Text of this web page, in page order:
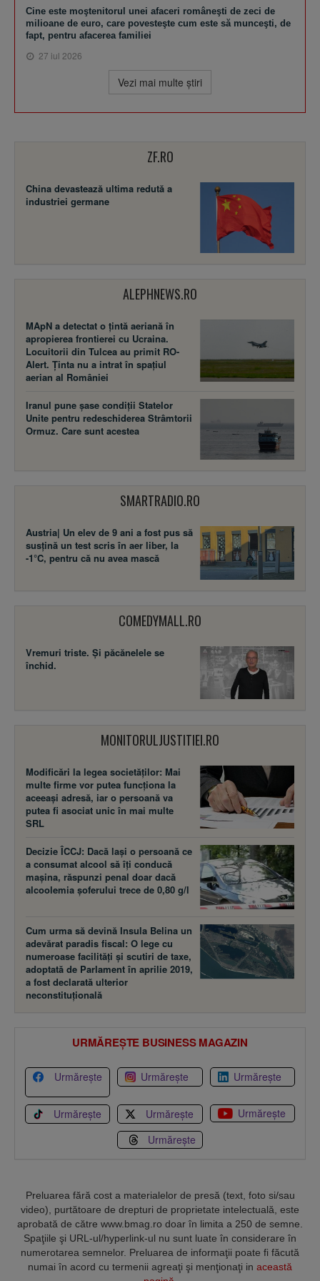
Cine este moştenitorul unei afaceri româneşti de zeci de
milioane de euro, care povesteşte cum este să munceşti, de
fapt, pentru afacerea familiei
27 iul 2026
Vezi mai multe ştiri
ZF.RO
China devastează ultima redută a
industriei germane
ALEPHNEWS.RO
MApN a detectat o țintă aeriană în
apropierea frontierei cu Ucraina.
Locuitorii din Tulcea au primit RO-
Alert. Ținta nu a intrat în spațiul
aerian al României
Iranul pune șase condiții Statelor
Unite pentru redeschiderea Strâmtorii
Ormuz. Care sunt acestea
SMARTRADIO.RO
Austria| Un elev de 9 ani a fost pus să
susţină un test scris în aer liber, la
-1°C, pentru că nu avea mască
COMEDYMALL.RO
Vremuri triste. Şi păcănelele se
închid.
MONITORULJUSTITIEI.RO
Modificări la legea societăţilor: Mai
multe firme vor putea funcţiona la
aceeaşi adresă, iar o persoană va
putea fi asociat unic în mai multe
SRL
Decizie ÎCCJ: Dacă laşi o persoană ce
a consumat alcool să îţi conducă
maşina, răspunzi penal doar dacă
alcoolemia şoferului trece de 0,80 g/l
Cum urma să devină Insula Belina un
adevărat paradis fiscal: O lege cu
numeroase facilităţi şi scutiri de taxe,
adoptată de Parlament în aprilie 2019,
a fost declarată ulterior
neconstituţională
URMĂREȘTE BUSINESS MAGAZIN
Urmărește Urmărește Urmărește
Urmărește Urmărește
Urmărește
Urmărește
Preluarea fără cost a materialelor de presă (text, foto si/sau
video), purtătoare de drepturi de proprietate intelectuală, este
aprobată de către www.bmag.ro doar în limita a 250 de semne.
Spaţiile şi URL-ul/hyperlink-ul nu sunt luate în considerare în
numerotarea semnelor. Preluarea de informaţii poate fi făcută
numai în acord cu termenii agreaţi şi menţionaţi in această